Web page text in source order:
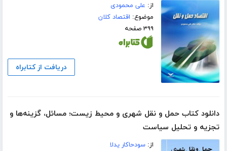
از: علی محمودی
موضوع: اقتصاد کلان
۳۹۹ صفحه
دریافت از کتابراه
دانلود کتاب حمل و نقل شهری و محیط زیست؛ مسائل، گزینه‌ها و
تجزیه و تحلیل سیاست
از:سودحاکار یدلا